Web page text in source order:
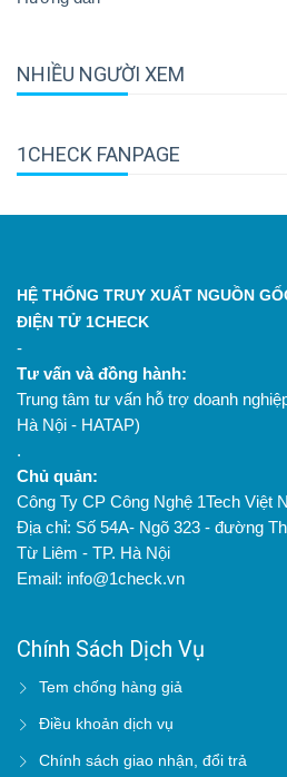
NHIỀU NGƯỜI XEM
1CHECK FANPAGE
HỆ THỐNG TRUY XUẤT NGUỒN
ĐIỆN TỬ 1CHECK
-
Tư vấn và đồng hành:
Trung tâm tư vấn hỗ trợ doanh
Hà Nội - HATAP)
.
Chủ quản:
Công Ty CP Công Nghệ 1Tech Việt
Địa chỉ: Số 54A- Ngõ 323 - đường
Từ Liêm - TP. Hà Nội
Email: info@1check.vn
Chính Sách Dịch Vụ
Tem chống hàng giả
Điều khoản dịch vụ
Chính sách giao nhận, đổi trả